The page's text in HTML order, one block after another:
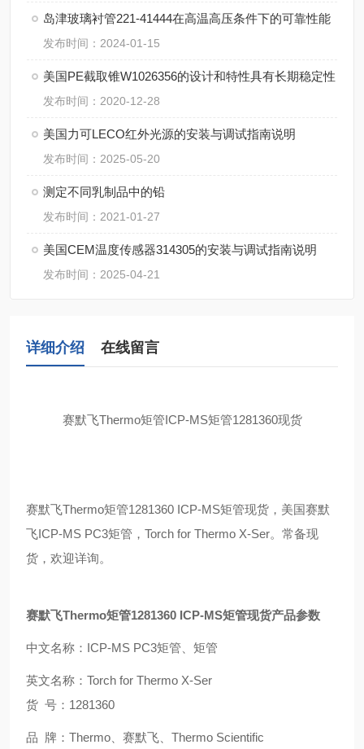
岛津玻璃衬管221-41444在高温高压条件下的可靠性能
发布时间：2024-01-15
美国PE截取锥W1026356的设计和特性具有长期稳定性
发布时间：2020-12-28
美国力可LECO红外光源的安装与调试指南说明
发布时间：2025-05-20
测定不同乳制品中的铅
发布时间：2021-01-27
美国CEM温度传感器314305的安装与调试指南说明
发布时间：2025-04-21
详细介绍 在线留言
赛默飞Thermo矩管ICP-MS矩管1281360现货
赛默飞Thermo矩管1281360 ICP-MS矩管现货，美国赛默
飞ICP-MS PC3矩管， Torch for Thermo X-Ser。 常备现
货，欢迎详询。
赛默飞Thermo矩管1281360 ICP-MS矩管现货产品参数
中文名称： ICP-MS PC3矩管、矩管
英文名称： Torch for Thermo X-Ser
货 号： 1281360
品 牌： Thermo 、赛默飞、 Thermo Scientific